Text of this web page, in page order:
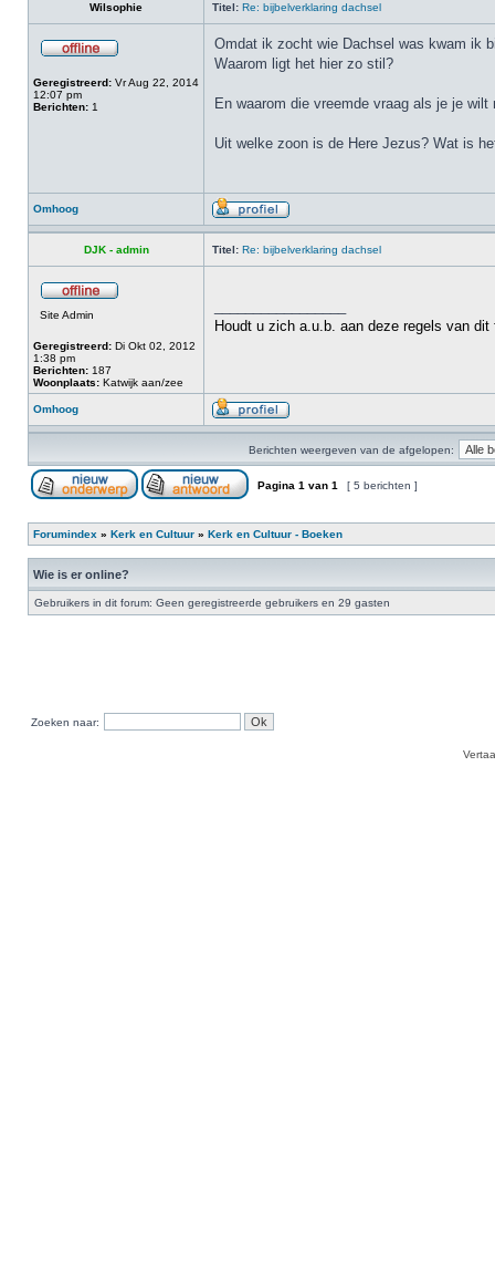
Wilsophie Titel: Re: bijbelverklaring dachsel
Geregistreerd: Vr Aug 22, 2014
12:07 pm
Berichten: 1
Omdat ik zocht wie Dachsel was kwam ik
Waarom ligt het hier zo stil?
En waarom die vreemde vraag als je je wilt
Uit welke zoon is de Here Jezus? Wat is
Omhoog
DJK - admin Titel: Re: bijbelverklaring dachsel
Site Admin
Geregistreerd: Di Okt 02, 2012
1:38 pm
Berichten: 187
Woonplaats: Katwijk aan/zee
Houdt u zich a.u.b. aan deze regels van
Omhoog
Berichten weergeven van de afgelopen:
Pagina 1 van 1 [ 5 berichten ]
Forumindex » Kerk en Cultuur » Kerk en Cultuur - Boeken
Wie is er online?
Gebruikers in dit forum: Geen geregistreerde gebruikers en 29 gasten
Zoeken naar: